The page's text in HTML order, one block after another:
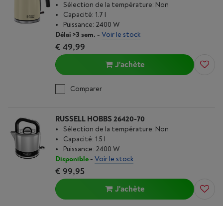
Sélection de la température: Non
Capacité: 1.7 l
Puissance: 2400 W
Délai >3 sem. - Voir le stock
€ 49,99
J'achète
Comparer
RUSSELL HOBBS 26420-70
Sélection de la température: Non
Capacité: 1.5 l
Puissance: 2400 W
Disponible- Voir le stock
€ 99,95
J'achète